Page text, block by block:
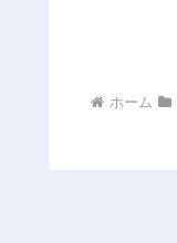
ホーム